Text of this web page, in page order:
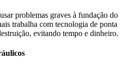
problemas graves à fundação do
trabalha com tecnologia de ponta
evitando tempo e dinheiro.